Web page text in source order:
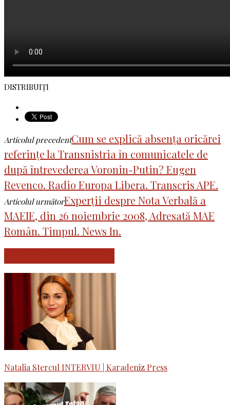
DISTRIBUIȚI
Articolul precedentCum se explică absența oricărei
referințe la Transnistria în comunicatele de
după întrevederea Voronin-Putin? Eugen
Revenco. Radio Europa Libera. Transcris APE.
Articolul următorExperții despre Nota Verbală a
MAEIE, din 26 noiembrie 2008, Adresată MAE
Român. Timpul. News In.
Natalia Stercul INTERVIU | Karadeniz Press